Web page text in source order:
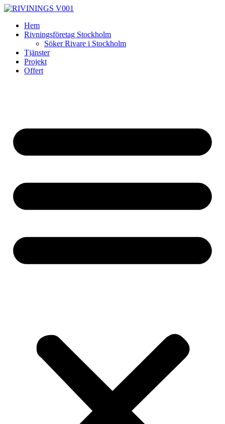
Skip
contentHem
Rivningsföretag Stockholm
Söker Rivare i Stockholm
Tjänster
Projekt
Offert